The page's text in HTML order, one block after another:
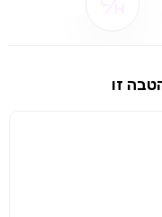
לאתר
זו